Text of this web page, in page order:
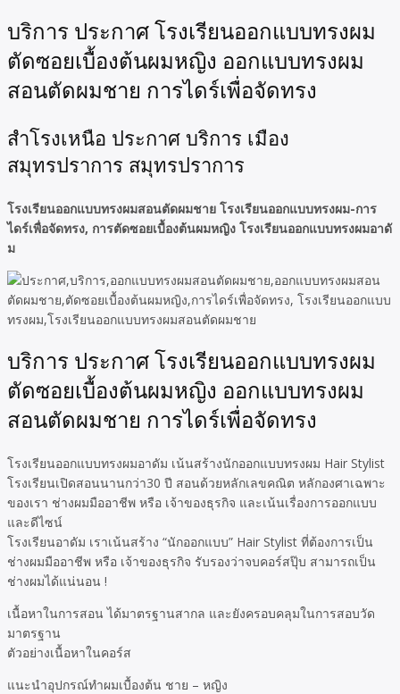
บริการ ประกาศ โรงเรียนออกแบบทรงผม
ตัดซอยเบื้องต้นผมหญิง ออกแบบทรงผม
สอนตัดผมชาย การไดร์เพื่อจัดทรง
สำโรงเหนือ ประกาศ บริการ เมือง
สมุทรปราการ สมุทรปราการ
โรงเรียนออกแบบทรงผมสอนตัดผมชาย โรงเรียนออกแบบทรงผม-การ
ไดร์เพื่อจัดทรง, การตัดซอยเบื้องต้นผมหญิง โรงเรียนออกแบบทรงผมอาดั
ม
บริการ ประกาศ โรงเรียนออกแบบทรงผม
ตัดซอยเบื้องต้นผมหญิง ออกแบบทรงผม
สอนตัดผมชาย การไดร์เพื่อจัดทรง
โรงเรียนออกแบบทรงผมอาดัม เน้นสร้างนักออกแบบทรงผม Hair Stylist
โรงเรียนเปิดสอนนานกว่า30 ปี สอนด้วยหลักเลขคณิต หลักองศาเฉพาะ
ของเรา ช่างผมมืออาชีพ หรือ เจ้าของธุรกิจ และเน้นเรื่องการออกแบบ
และดีไซน์
โรงเรียนอาดัม เราเน้นสร้าง “นักออกแบบ” Hair Stylist ที่ต้องการเป็น
ช่างผมมืออาชีพ หรือ เจ้าของธุรกิจ รับรองว่าจบคอร์สปุ๊บ สามารถเป็น
ช่างผมได้แน่นอน !
เนื้อหาในการสอน ได้มาตรฐานสากล และยังครอบคลุมในการสอบวัด
มาตรฐาน
ตัวอย่างเนื้อหาในคอร์ส
แนะนำอุปกรณ์ทำผมเบื้องต้น ชาย – หญิง